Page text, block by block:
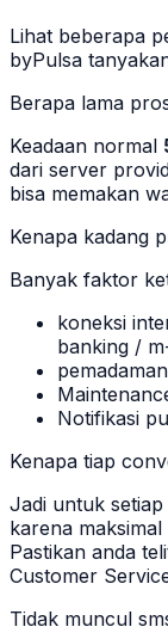
Lihat beberapa
byPulsa
Berapa lama
Keadaan normal
dari server
bisa memakan
Kenapa kadang
Banyak faktor
koneksi
banking /
Notifikasi
Kenapa tiap
Jadi untuk
karena
Pastikan anda
Customer
Tidak muncul